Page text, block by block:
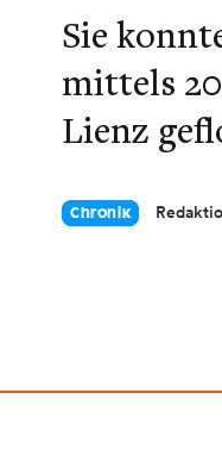
Sie
mittels
Lienz
Chronik